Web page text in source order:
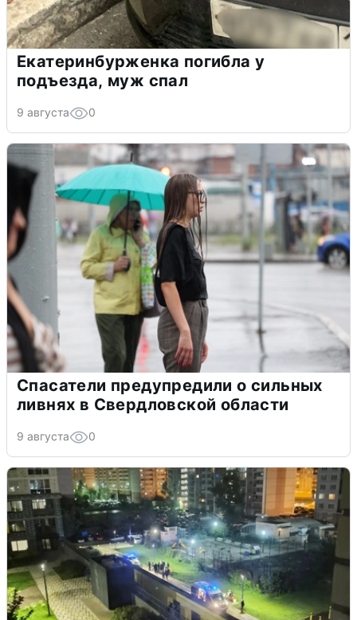
Екатеринбурженка погибла у
подъезда, муж спал
9 августа 0
Спасатели предупредили о сильных
ливнях в Свердловской области
9 августа 0